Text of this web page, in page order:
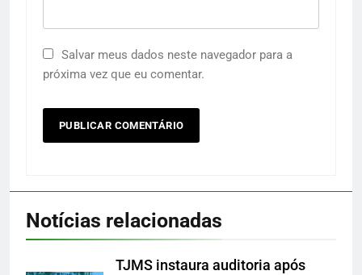
Salvar meus dados neste navegador para a
próxima vez que eu comentar.
Notícias relacionadas
TJMS instaura auditoria após